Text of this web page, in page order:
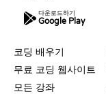
다운로드하기
Google Play
코딩 배우기
무료 코딩 웹사이트
모든 강좌